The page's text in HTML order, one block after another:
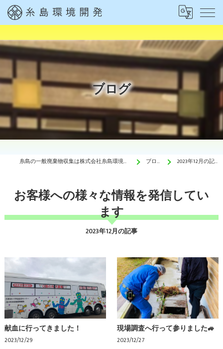
ブログ
糸島の一般廃棄物収集は株式会社糸島環境開発 ブログ 2023年12月の記事
お客様への様々な情報を発信してい
ます
2023年12月の記事
献血に行ってきました！
2023/12/29
現場調査へ行って参りました🚙
2023/12/27